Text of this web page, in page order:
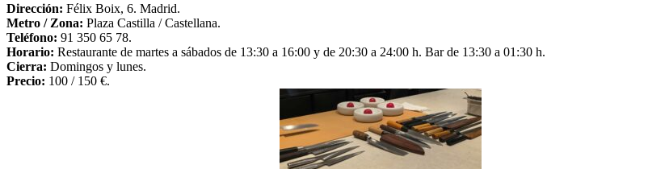
Dirección: Félix Boix, 6. Madrid.
Metro / Zona: Plaza Castilla / Castellana.
Teléfono: 91 350 65 78.
Horario: Restaurante de martes a sábados de 13:30 a 16:00 y de 20:30 a 24:00 h. Bar de 13:30 a 01:30 h.
Cierra: Domingos y lunes.
Precio: 100 / 150 €.